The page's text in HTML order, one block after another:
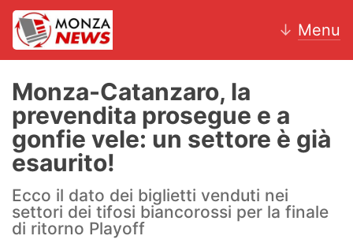
↓ Menu
News
AC Monza
Calcio
Motori
Monza-Catanzaro, la
prevendita prosegue e a
gonfie vele: un settore è già
esaurito!
Ecco il dato dei biglietti venduti nei
settori dei tifosi biancorossi per la finale
di ritorno Playoff